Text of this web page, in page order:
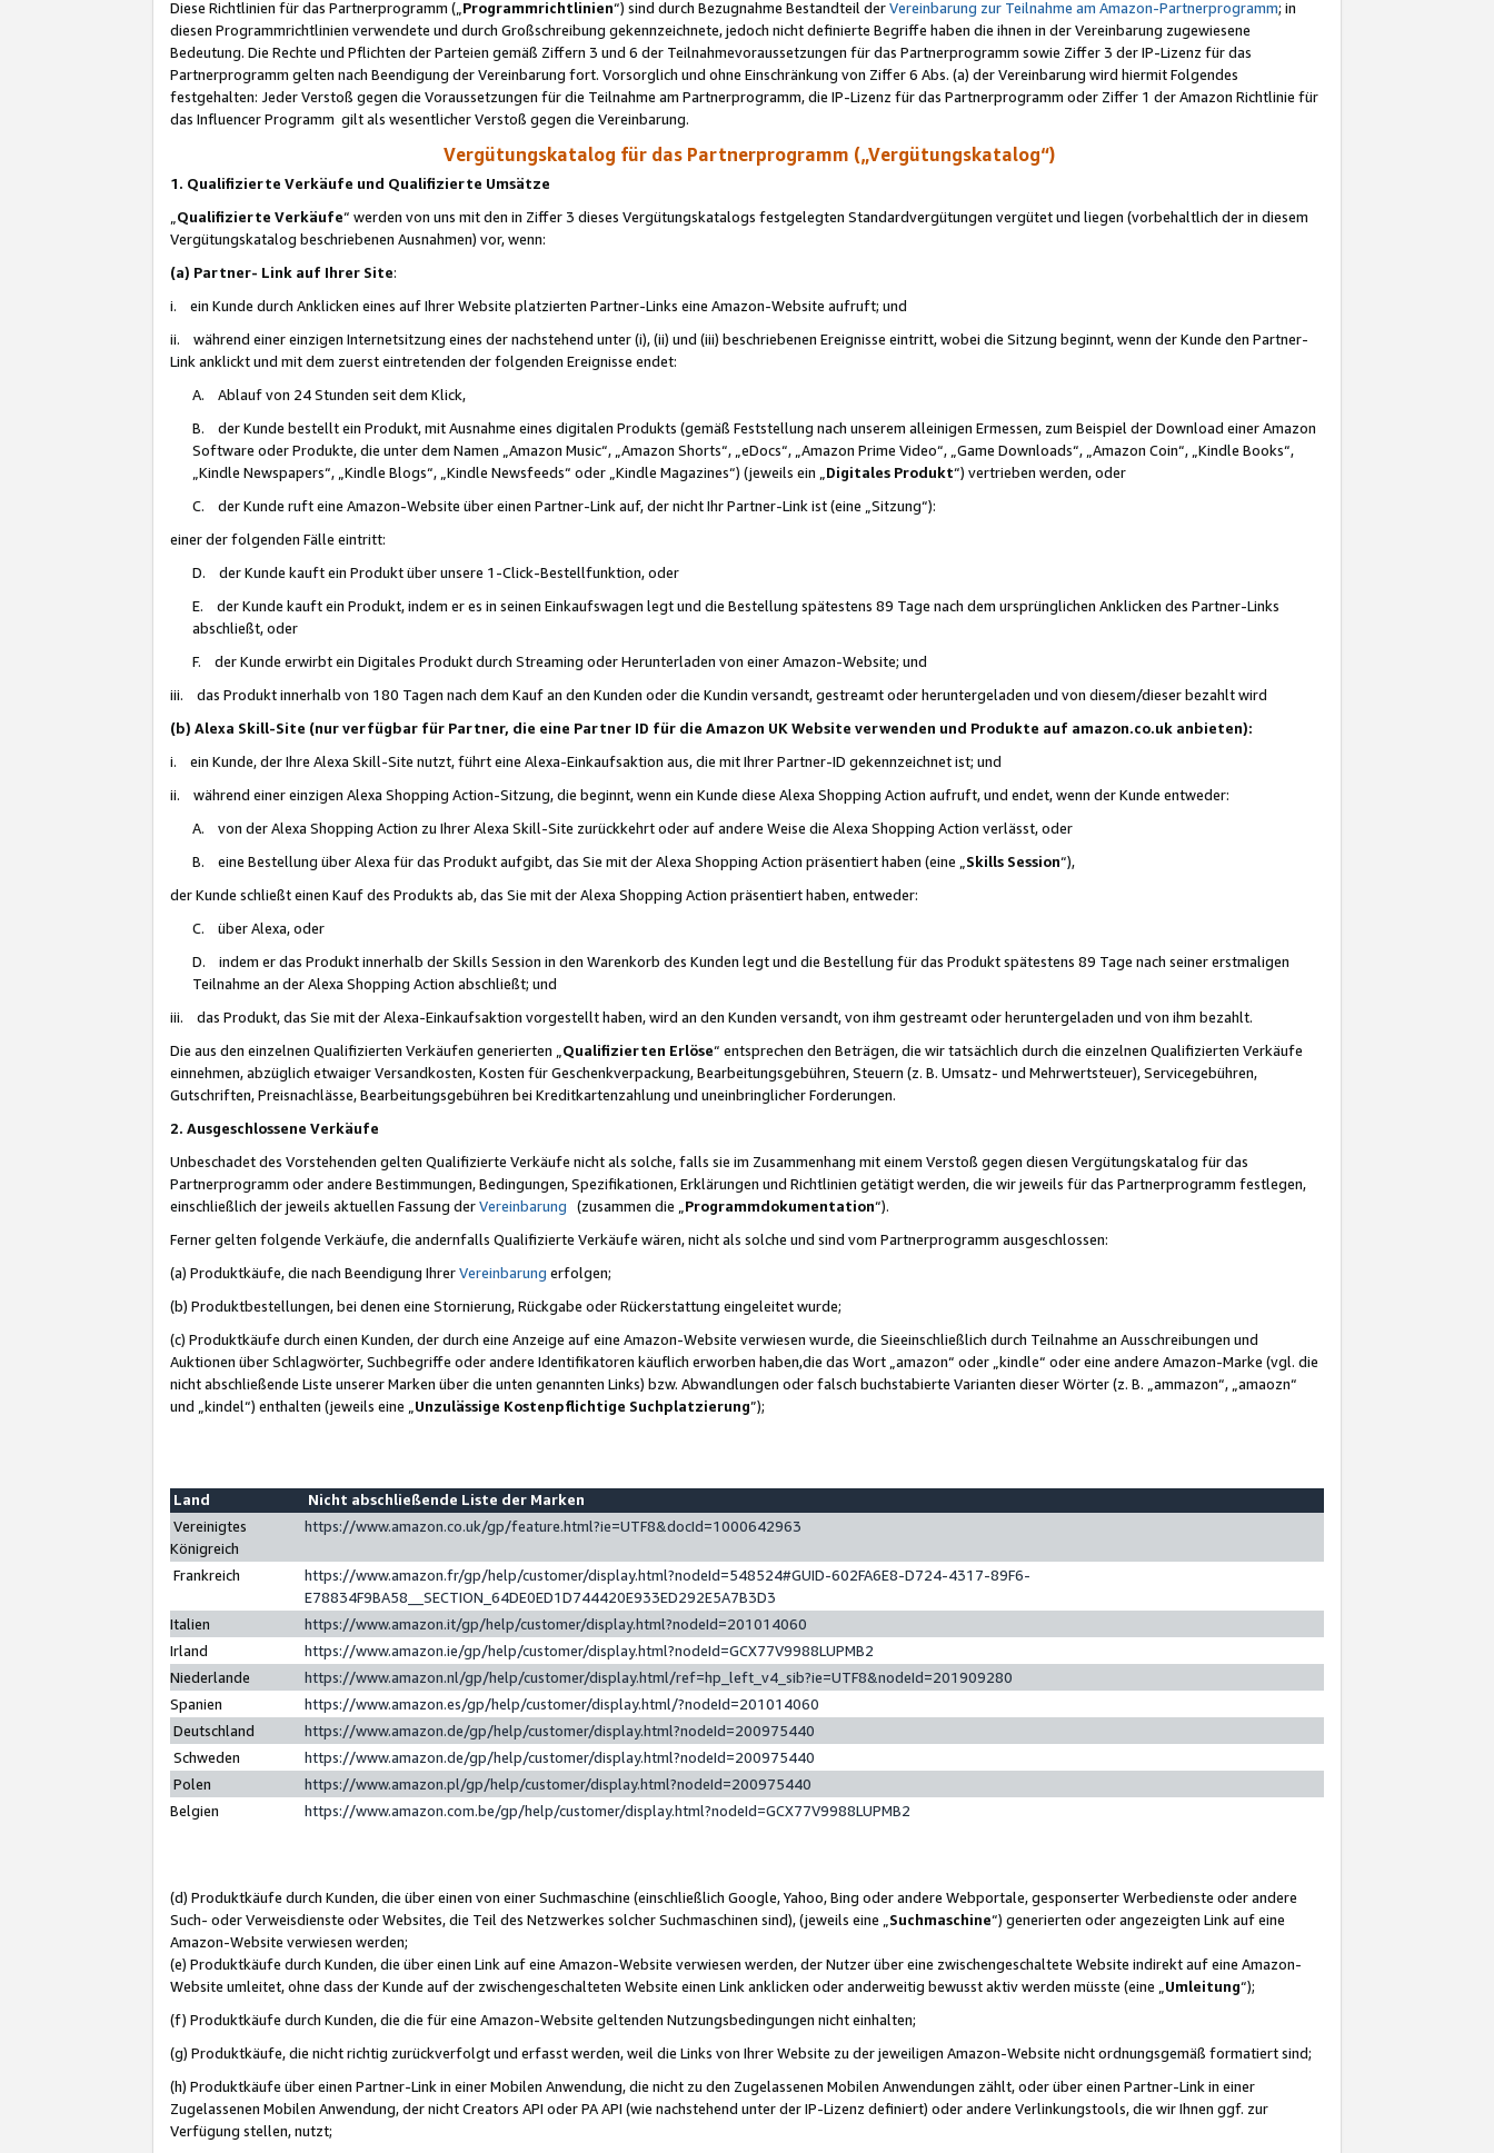
Diese Richtlinien für das Partnerprogramm („Programmrichtlinien“) sind durch Bezugnahme Bestandteil derVereinbarung zur Teilnahme am Amazon-Partnerprogramm; in
diesen Programmrichtlinien verwendete und durch Großschreibung gekennzeichnete, jedoch nicht definierte Begriffe haben die ihnen in der Vereinbarung zugewiesene
Bedeutung. Die Rechte und Pflichten der Parteien gemäß Ziffern 3 und 6 der Teilnahmevoraussetzungen für das Partnerprogramm sowie Ziffer 3 der IP-Lizenz für das
Partnerprogramm gelten nach Beendigung der Vereinbarung fort. Vorsorglich und ohne Einschränkung von Ziffer 6 Abs. (a) der Vereinbarung wird hiermit Folgendes
festgehalten: Jeder Verstoß gegen die Voraussetzungen für die Teilnahme am Partnerprogramm, die IP-Lizenz für das Partnerprogramm oder Ziffer 1 der Amazon Richtlinie für
das Influencer Programm gilt als wesentlicher Verstoß gegen die Vereinbarung.
Vergütungskatalog für das Partnerprogramm („Vergütungskatalog“)
1. Qualifizierte Verkäufe und Qualifizierte Umsätze
Qualifizierte Verkäufe“ werden von uns mit den in Ziffer 3 dieses Vergütungskatalogs festgelegten Standardvergütungen vergütet und liegen (vorbehaltlich der in diesem
Vergütungskatalog beschriebenen Ausnahmen) vor, wenn:
(a) Partner- Link auf Ihrer Site:
i. ein Kunde durch Anklicken eines auf Ihrer Website platzierten Partner-Links eine Amazon-Website aufruft; und
ii. während einer einzigen Internetsitzung eines der nachstehend unter (i), (ii) und (iii) beschriebenen Ereignisse eintritt, wobei die Sitzung beginnt, wenn der Kunde den Partner-
Link anklickt und mit dem zuerst eintretenden der folgenden Ereignisse endet:
A. Ablauf von 24 Stunden seit dem Klick,
B. der Kunde bestellt ein Produkt, mit Ausnahme eines digitalen Produkts (gemäß Feststellung nach unserem alleinigen Ermessen, zum Beispiel der Download einer Amazon
Software oder Produkte, die unter dem Namen „Amazon Music“, „Amazon Shorts“, „eDocs“, „Amazon Prime Video“, „Game Downloads“, „Amazon Coin“, „Kindle Books“,
„Kindle Newspapers“, „Kindle Blogs“, „Kindle Newsfeeds“ oder „Kindle Magazines“) (jeweils ein „ Digitales Produkt“) vertrieben werden, oder
C. der Kunde ruft eine Amazon-Website über einen Partner-Link auf, der nicht Ihr Partner-Link ist (eine „Sitzung“):
einer der folgenden Fälle eintritt:
D. der Kunde kauft ein Produkt über unsere 1-Click-Bestellfunktion, oder
E. der Kunde kauft ein Produkt, indem er es in seinen Einkaufswagen legt und die Bestellung spätestens 89 Tage nach dem ursprünglichen Anklicken des Partner-Links
abschließt, oder
F. der Kunde erwirbt ein Digitales Produkt durch Streaming oder Herunterladen von einer Amazon-Website; und
iii. das Produkt innerhalb von 180 Tagen nach dem Kauf an den Kunden oder die Kundin versandt, gestreamt oder heruntergeladen und von diesem/dieser bezahlt wird
(b) Alexa Skill-Site (nur verfügbar für Partner, die eine Partner ID für die Amazon UK Website verwenden und Produkte auf amazon.co.uk anbieten):
i. ein Kunde, der Ihre Alexa Skill-Site nutzt, führt eine Alexa-Einkaufsaktion aus, die mit Ihrer Partner-ID gekennzeichnet ist; und
ii. während einer einzigen Alexa Shopping Action-Sitzung, die beginnt, wenn ein Kunde diese Alexa Shopping Action aufruft, und endet, wenn der Kunde entweder:
A. von der Alexa Shopping Action zu Ihrer Alexa Skill-Site zurückkehrt oder auf andere Weise die Alexa Shopping Action verlässt, oder
B. eine Bestellung über Alexa für das Produkt aufgibt, das Sie mit der Alexa Shopping Action präsentiert haben (eine „ Skills Session“),
der Kunde schließt einen Kauf des Produkts ab, das Sie mit der Alexa Shopping Action präsentiert haben, entweder:
C. über Alexa, oder
D. indem er das Produkt innerhalb der Skills Session in den Warenkorb des Kunden legt und die Bestellung für das Produkt spätestens 89 Tage nach seiner erstmaligen
Teilnahme an der Alexa Shopping Action abschließt; und
iii. das Produkt, das Sie mit der Alexa-Einkaufsaktion vorgestellt haben, wird an den Kunden versandt, von ihm gestreamt oder heruntergeladen und von ihm bezahlt.
Die aus den einzelnen Qualifizierten Verkäufen generierten „ Qualifizierten Erlöse“ entsprechen den Beträgen, die wir tatsächlich durch die einzelnen Qualifizierten Verkäufe
einnehmen, abzüglich etwaiger Versandkosten, Kosten für Geschenkverpackung, Bearbeitungsgebühren, Steuern (z. B. Umsatz- und Mehrwertsteuer), Servicegebühren,
Gutschriften, Preisnachlässe, Bearbeitungsgebühren bei Kreditkartenzahlung und uneinbringlicher Forderungen.
2. Ausgeschlossene Verkäufe
Unbeschadet des Vorstehenden gelten Qualifizierte Verkäufe nicht als solche, falls sie im Zusammenhang mit einem Verstoß gegen diesen Vergütungskatalog für das
Partnerprogramm oder andere Bestimmungen, Bedingungen, Spezifikationen, Erklärungen und Richtlinien getätigt werden, die wir jeweils für das Partnerprogramm festlegen,
einschließlich der jeweils aktuellen Fassung derVereinbarung (zusammen die „ Programmdokumentation“).
Ferner gelten folgende Verkäufe, die andernfalls Qualifizierte Verkäufe wären, nicht als solche und sind vom Partnerprogramm ausgeschlossen:
(a) Produktkäufe, die nach Beendigung IhrerVereinbarung erfolgen;
(b) Produktbestellungen, bei denen eine Stornierung, Rückgabe oder Rückerstattung eingeleitet wurde;
(c) Produktkäufe durch einen Kunden, der durch eine Anzeige auf eine Amazon-Website verwiesen wurde, die Sieeinschließlich durch Teilnahme an Ausschreibungen und
Auktionen über Schlagwörter, Suchbegriffe oder andere Identifikatoren käuflich erworben haben,die das Wort „amazon“ oder „kindle“ oder eine andere Amazon-Marke (vgl. die
nicht abschließende Liste unserer Marken über die unten genannten Links) bzw. Abwandlungen oder falsch buchstabierte Varianten dieser Wörter (z. B. „ammazon“, „amaozn“
und „kindel“) enthalten (jeweils eine „ Unzulässige Kostenpflichtige Suchplatzierung”);
Land
Nicht abschließende Liste der Marken
Vereinigtes
Königreich
https://www.amazon.co.uk/gp/feature.html?ie=UTF8&docId=1000642963
Frankreich
https://www.amazon.fr/gp/help/customer/display.html?nodeId=548524#GUID-602FA6E8-D724-4317-89F6-
E78834F9BA58__SECTION_64DE0ED1D744420E933ED292E5A7B3D3
Italien
https://www.amazon.it/gp/help/customer/display.html?nodeId=201014060
Irland
https://www.amazon.ie/gp/help/customer/display.html?nodeId=GCX77V9988LUPMB2
Niederlande
https://www.amazon.nl/gp/help/customer/display.html/ref=hp_left_v4_sib?ie=UTF8&nodeId=201909280
Spanien
https://www.amazon.es/gp/help/customer/display.html/?nodeId=201014060
Deutschland
https://www.amazon.de/gp/help/customer/display.html?nodeId=200975440
Schweden
https://www.amazon.de/gp/help/customer/display.html?nodeId=200975440
Polen
https://www.amazon.pl/gp/help/customer/display.html?nodeId=200975440
Belgien
https://www.amazon.com.be/gp/help/customer/display.html?nodeId=GCX77V9988LUPMB2
(d) Produktkäufe durch Kunden, die über einen von einer Suchmaschine (einschließlich Google, Yahoo, Bing oder andere Webportale, gesponserter Werbedienste oder andere
Such- oder Verweisdienste oder Websites, die Teil des Netzwerkes solcher Suchmaschinen sind), (jeweils eine „ Suchmaschine“) generierten oder angezeigten Link auf eine
Amazon-Website verwiesen werden;
(e) Produktkäufe durch Kunden, die über einen Link auf eine Amazon-Website verwiesen werden, der Nutzer über eine zwischengeschaltete Website indirekt auf eine Amazon-
Website umleitet, ohne dass der Kunde auf der zwischengeschalteten Website einen Link anklicken oder anderweitig bewusst aktiv werden müsste (eine „ Umleitung“);
(f) Produktkäufe durch Kunden, die die für eine Amazon-Website geltenden Nutzungsbedingungen nicht einhalten;
(g) Produktkäufe, die nicht richtig zurückverfolgt und erfasst werden, weil die Links von Ihrer Website zu der jeweiligen Amazon-Website nicht ordnungsgemäß formatiert sind;
(h) Produktkäufe über einen Partner-Link in einer Mobilen Anwendung, die nicht zu den Zugelassenen Mobilen Anwendungen zählt, oder über einen Partner-Link in einer
Zugelassenen Mobilen Anwendung, der nicht Creators API oder PA API (wie nachstehend unter der IP-Lizenz definiert) oder andere Verlinkungstools, die wir Ihnen ggf. zur
Verfügung stellen, nutzt;